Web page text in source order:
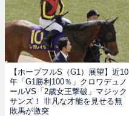
【ホープフルS（G1）展望】近10
年「G1勝利100％」クロワデュノ
ールVS「2歳女王撃破」マジック
サンズ！ 非凡な才能を見せる無
敗馬が激突